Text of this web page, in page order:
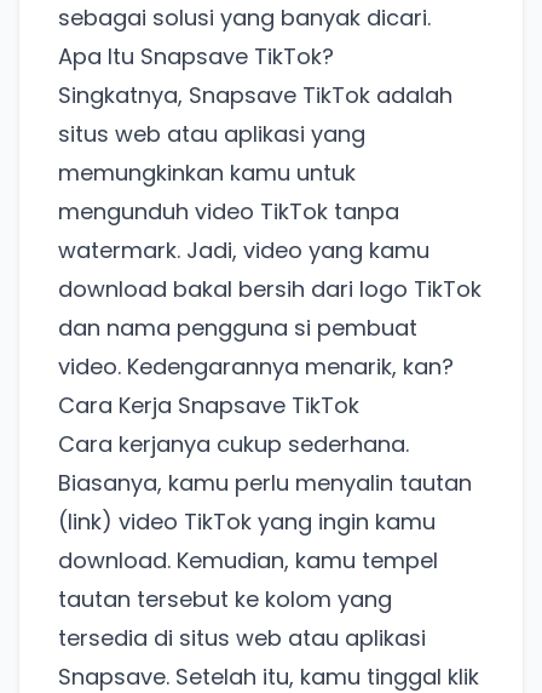
sebagai solusi yang banyak dicari.
Apa Itu Snapsave TikTok?
Singkatnya, Snapsave TikTok adalah
situs web atau aplikasi yang
memungkinkan kamu untuk
mengunduh video TikTok tanpa
watermark. Jadi, video yang kamu
download bakal bersih dari logo TikTok
dan nama pengguna si pembuat
video. Kedengarannya menarik, kan?
Cara Kerja Snapsave TikTok
Cara kerjanya cukup sederhana.
Biasanya, kamu perlu menyalin tautan
(link) video TikTok yang ingin kamu
download. Kemudian, kamu tempel
tautan tersebut ke kolom yang
tersedia di situs web atau aplikasi
Snapsave. Setelah itu, kamu tinggal klik